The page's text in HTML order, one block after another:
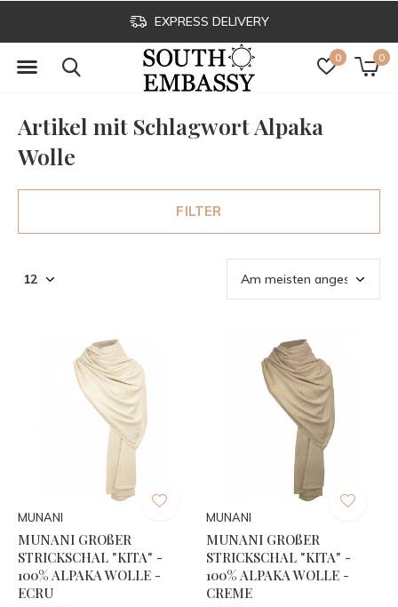
0 0
EXPRESS DELIVERY
Artikel mit Schlagwort Alpaka
Wolle
FILTER
MUNANI
MUNANI GROßER
STRICKSCHAL "KITA" -
100% ALPAKA WOLLE -
ECRU
MUNANI
MUNANI GROßER
STRICKSCHAL "KITA" -
100% ALPAKA WOLLE -
CREME